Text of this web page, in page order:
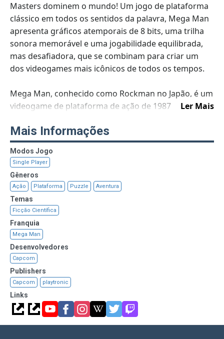
Ler Mais
Masters dominem o mundo! Um jogo de plataforma
clássico em todos os sentidos da palavra, Mega Man
apresenta gráficos atemporais de 8 bits, uma trilha
sonora memorável e uma jogabilidade equilibrada,
mas desafiadora, que se combinam para criar um
dos videogames mais icônicos de todos os tempos.
Mega Man, conhecido como Rockman no Japão, é um
videogame de plataforma de ação de 1987
Nintendo Entertainment System (NES). Foi dirigido
por Akira Kitamura, com Nobuyuki Matsushima como
programador principal, e é o primeiro jogo da
franquia Mega Man e a série original de videogame.
Mega Man foi produzido por uma pequena equipe
especificamente para o mercado de consoles
domésticos, uma novidade para a Capcom, que
anteriormente se concentrava em títulos de arcade.
Mais Informações
Modos Jogo
Single Player
Gêneros
Ação Plataforma Puzzle Aventura
Temas
Ficção Científica
Franquia
Mega Man
Desenvolvedores
Capcom
Publishers
Capcom playtronic
Links